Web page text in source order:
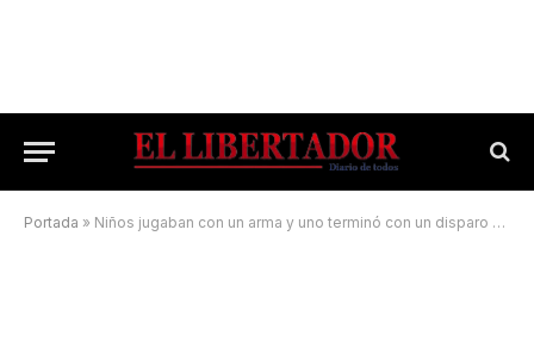
Portada » Niños jugaban con un arma y uno terminó con un disparo en el rostro